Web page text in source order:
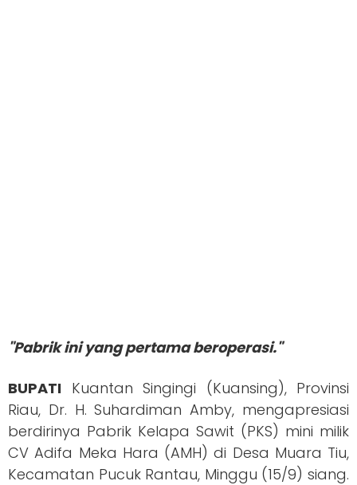
"Pabrik ini yang pertama beroperasi."
BUPATI Kuantan Singingi (Kuansing), Provinsi
Riau, Dr. H. Suhardiman Amby, mengapresiasi
berdirinya Pabrik Kelapa Sawit (PKS) mini milik
CV Adifa Meka Hara (AMH) di Desa Muara Tiu,
Kecamatan Pucuk Rantau, Minggu (15/9) siang.